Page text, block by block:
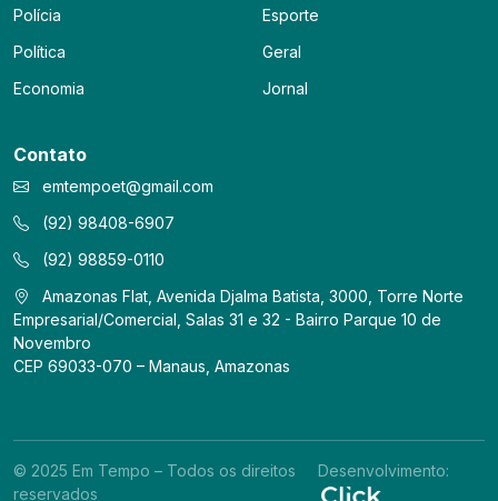
Polícia
Política
Economia
Esporte
Geral
Jornal
Contato
emtempoet@gmail.com
(92) 98408-6907
(92) 98859-0110
Amazonas Flat, Avenida Djalma Batista, 3000, Torre Norte
Empresarial/Comercial, Salas 31 e 32 - Bairro Parque 10 de
Novembro
CEP 69033-070 – Manaus, Amazonas
© 2025 Em Tempo – Todos os direitos
reservados
Desenvolvimento: